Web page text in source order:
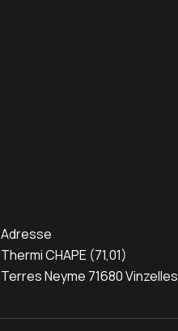
Adresse
Thermi CHAPE (71,01)
Terres Neyme 71680 Vinzelles